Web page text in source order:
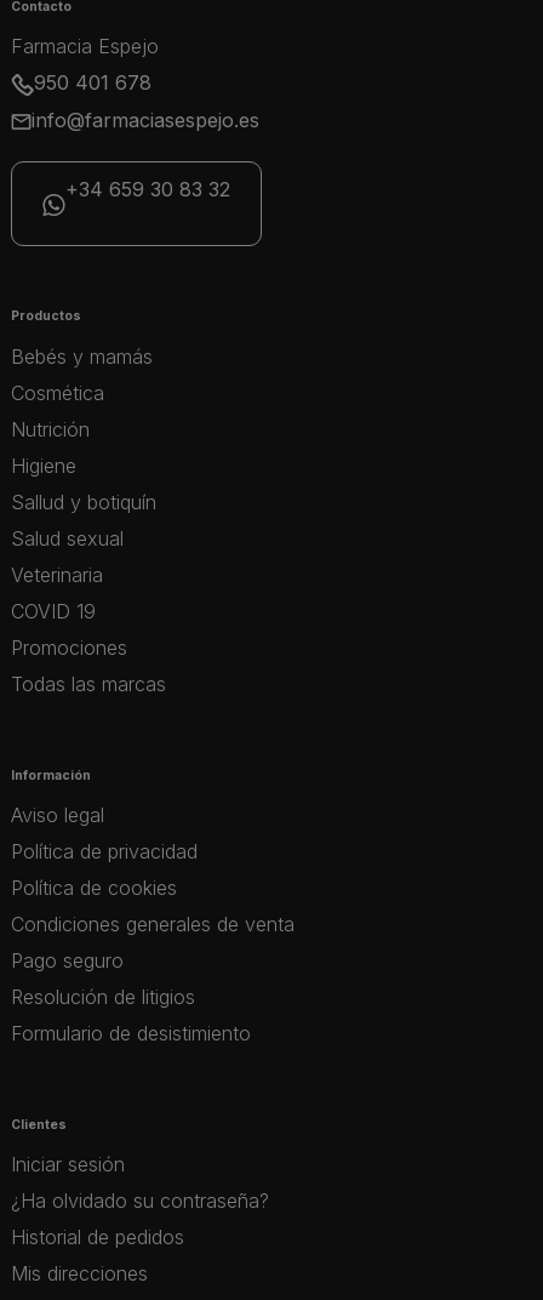
Contacto
Farmacia Espejo
950 401 678
info@farmaciasespejo.es
+34 659 30 83 32
Productos
Bebés y mamás
Cosmética
Nutrición
Higiene
Sallud y botiquín
Salud sexual
Veterinaria
COVID 19
Promociones
Todas las marcas
Información
Aviso legal
Política de privacidad
Política de cookies
Condiciones generales de venta
Pago seguro
Resolución de litigios
Formulario de desistimiento
Clientes
Iniciar sesión
¿Ha olvidado su contraseña?
Historial de pedidos
Mis direcciones